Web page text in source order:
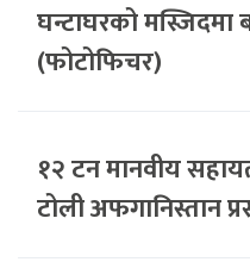
घन्टाघरको
(फोटोफिचर)
१२ टन मानवीय
टोली अफगानिस्तान